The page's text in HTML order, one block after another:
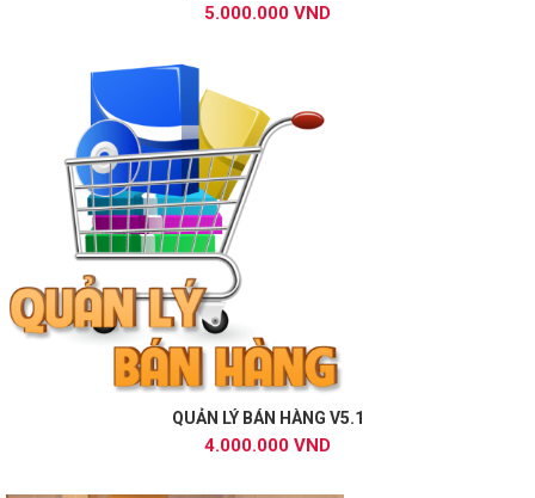
5.000.000 VND
QUẢN LÝ BÁN HÀNG V5.1
4.000.000 VND